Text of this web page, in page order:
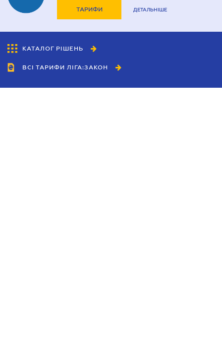
ТАРИФИ ДЕТАЛЬНІШЕ
КАТАЛОГ РІШЕНЬ
ВСІ ТАРИФИ ЛІГА:ЗАКОН